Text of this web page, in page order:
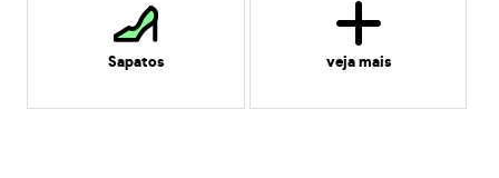
Sapatos veja mais